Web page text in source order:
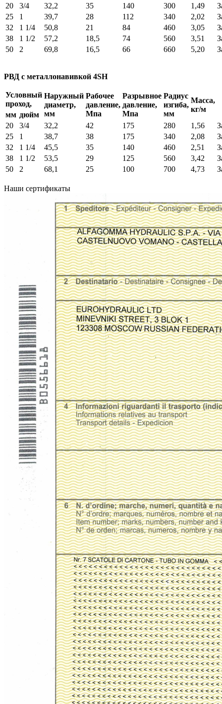
20
3/4 32,2 35 140 300 1,49
25
1 39,7 28 112 340 2,02
32
1 1/4 50,8 21 84 460 3,05
38
1 1/2 57,2 18,5 74 560 3,51
50
2 69,8 16,5 66 660 5,20
РВД с металлонавивкой 4SH
Условный
проход,
Наружный
диаметр,
мм
Рабочее
давление,
Мпа
Разрывное
давление,
Мпа
Радиус
изгиба,
мм
Масса,
кг/м
мм дюйм
20
3/4 32,2 42 175 280 1,56
25
1 38,7 38 175 340 2,08
32
1 1/4 45,5 35 140 460 2,51
38
1 1/2 53,5 29 125 560 3,42
50
2 68,1 25 100 700 4,73
Наши сертификаты